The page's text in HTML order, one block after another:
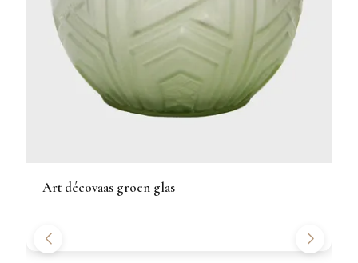
Art décovaas groen glas